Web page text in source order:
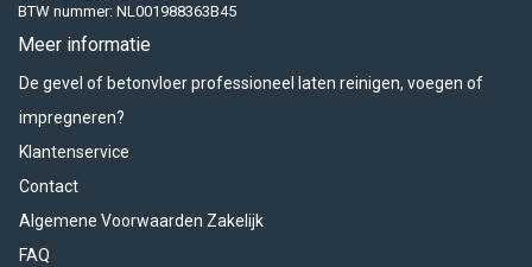
BTW nummer: NL001988363B45
Meer informatie
De gevel of betonvloer professioneel laten reinigen, voegen of
impregneren?
Klantenservice
Contact
Algemene Voorwaarden Zakelijk
FAQ